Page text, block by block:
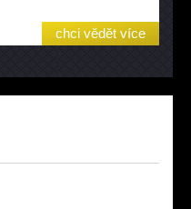
chci vědět více